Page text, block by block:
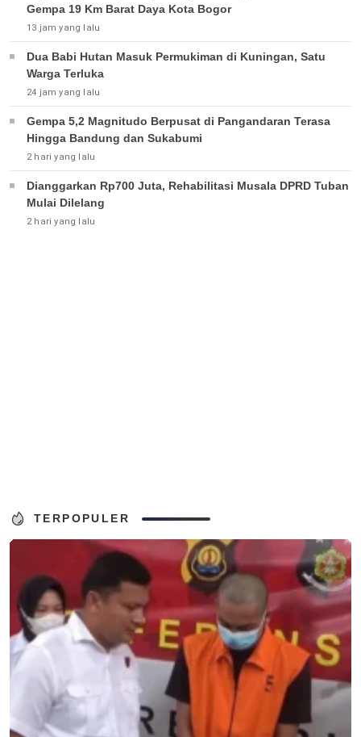
Gempa 19 Km Barat Daya Kota Bogor
13 jam yang lalu
Dua Babi Hutan Masuk Permukiman di Kuningan, Satu
Warga Terluka
24 jam yang lalu
Gempa 5,2 Magnitudo Berpusat di Pangandaran Terasa
Hingga Bandung dan Sukabumi
2 hari yang lalu
Dianggarkan Rp700 Juta, Rehabilitasi Musala DPRD Tuban
Mulai Dilelang
2 hari yang lalu
TERPOPULER